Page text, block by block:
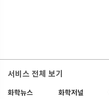
서비스 전체 보기
화학뉴스 화학저널